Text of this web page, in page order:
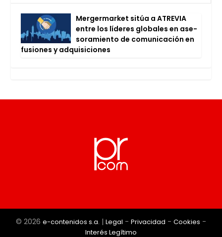
Mer­ger­mar­ket sitúa a ATRE­VIA
entre los líde­res glo­ba­les en ase­
so­ra­mien­to de comu­ni­ca­ción en
fusio­nes y adqui­si­cio­nes
© 2026 e-contenidos s.a. | Legal - Privacidad - Cookies -
Interés Legítimo